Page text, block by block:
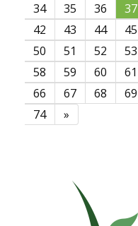
34
35 36 37
42
43 44 45
50
51 52 53
58
59 60 61
66
67 68 69
74
»